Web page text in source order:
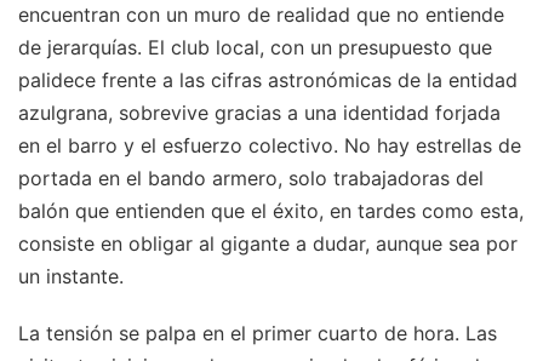
encuentran con un muro de realidad que no entiende
de jerarquías. El club local, con un presupuesto que
palidece frente a las cifras astronómicas de la entidad
azulgrana, sobrevive gracias a una identidad forjada
en el barro y el esfuerzo colectivo. No hay estrellas de
portada en el bando armero, solo trabajadoras del
balón que entienden que el éxito, en tardes como esta,
consiste en obligar al gigante a dudar, aunque sea por
un instante.
La tensión se palpa en el primer cuarto de hora. Las